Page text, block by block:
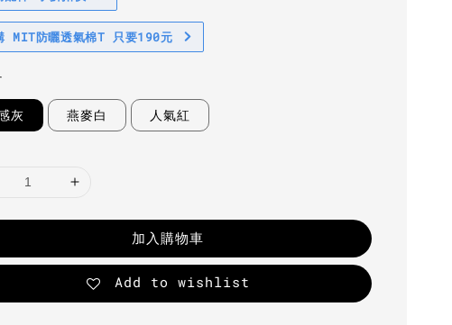
MIT防曬透氣棉T 只要190元
灰 燕麥白 人氣紅
加入購物車
Add to wishlist